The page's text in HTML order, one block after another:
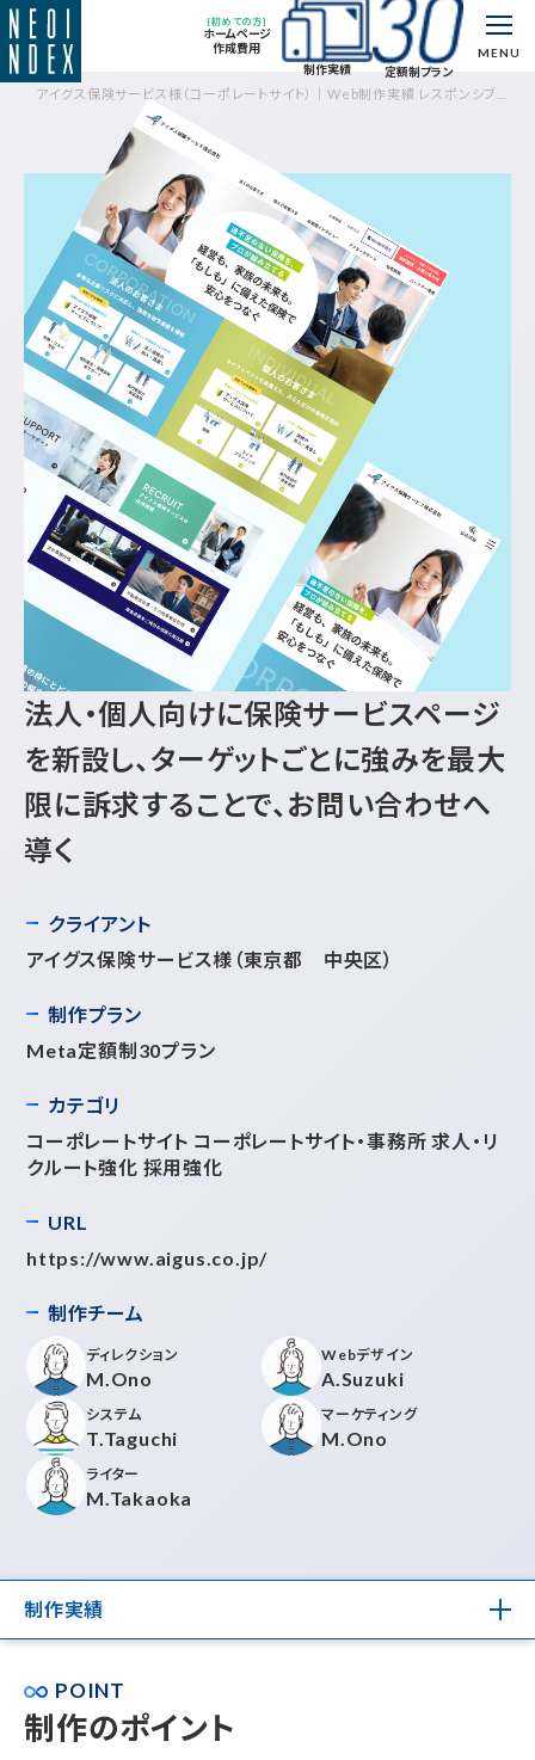
[初めての方]
ホームページ
作成費用
制作実績
定額制プラン
MENU
アイグス保険サービス様（コーポレートサイト）｜Web制作実績 レスポンシブ対
法人・個人向けに保険サービスページ
を新設し、ターゲットごとに強みを最大
限に訴求することで、お問い合わせへ
導く
クライアント
アイグス保険サービス様 （東京都 中央区）
制作プラン
Meta定額制30プラン
カテゴリ
コーポレートサイト コーポレートサイト・事務所 求人・リ
クルート強化 採用強化
URL
https://www.aigus.co.jp/
制作チーム
ディレクション
M.Ono
Webデザイン
A.Suzuki
システム
T.Taguchi
マーケティング
M.Ono
ライター
M.Takaoka
制作実績
POINT
制作のポイント